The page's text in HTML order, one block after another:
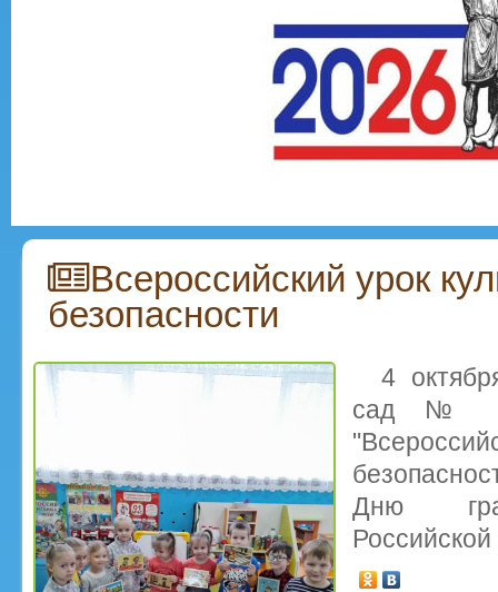
Всероссийский урок
безопасности
4
сад №
Дню